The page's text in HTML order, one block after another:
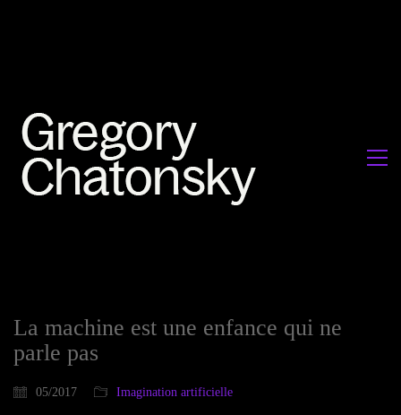
La machine est une enfance qui ne
parle pas
05/2017 Imagination artificielle